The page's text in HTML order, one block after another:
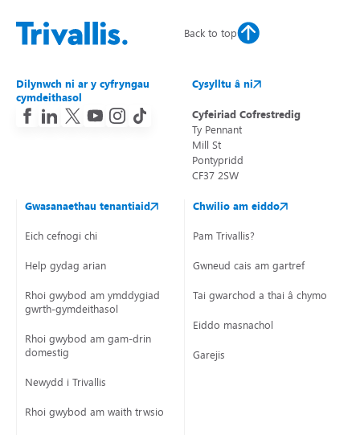
Back to top
Dilynwch ni ar y cyfryngau
cymdeithasol
Cysylltu â ni
Cyfeiriad Cofrestredig
Ty Pennant
Mill St
Pontypridd
CF37 2SW
Gwasanaethau tenantiaid
Eich cefnogi chi
Help gydag arian
Rhoi gwybod am ymddygiad
gwrth-gymdeithasol
Rhoi gwybod am gam-drin
domestig
Newydd i Trivallis
Rhoi gwybod am waith trwsio
Chwilio am eiddo
Pam Trivallis?
Gwneud cais am gartref
Tai gwarchod a thai â chymorth
Eiddo masnachol
Garejis